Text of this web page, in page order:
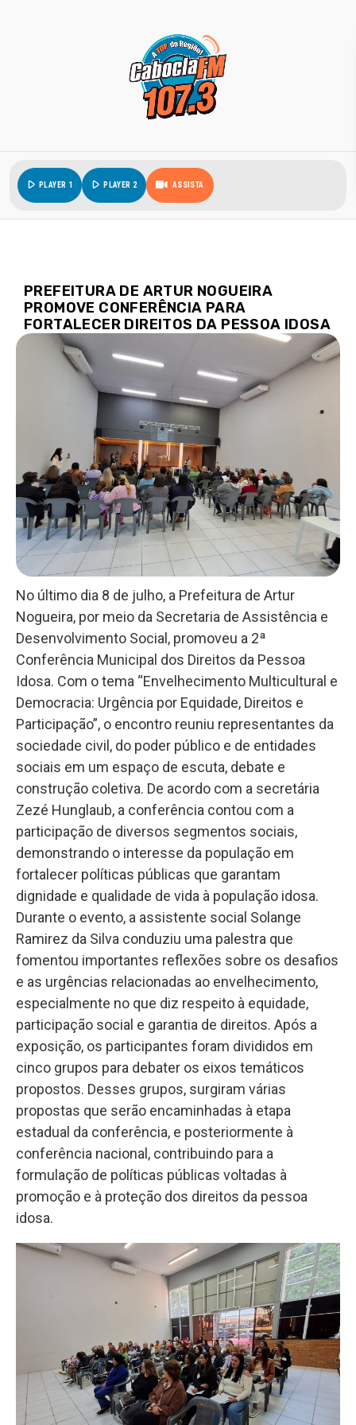
play_arrowPLAYER 1 play_arrowPLAYER 2 ASSISTA
PREFEITURA DE ARTUR NOGUEIRA
PROMOVE CONFERÊNCIA PARA
FORTALECER DIREITOS DA PESSOA IDOSA
No último dia 8 de julho, a Prefeitura de Artur
Nogueira, por meio da Secretaria de Assistência e
Desenvolvimento Social, promoveu a 2ª
Conferência Municipal dos Direitos da Pessoa
Idosa. Com o tema “Envelhecimento Multicultural e
Democracia: Urgência por Equidade, Direitos e
Participação”, o encontro reuniu representantes da
sociedade civil, do poder público e de entidades
sociais em um espaço de escuta, debate e
construção coletiva. De acordo com a secretária
Zezé Hunglaub, a conferência contou com a
participação de diversos segmentos sociais,
demonstrando o interesse da população em
fortalecer políticas públicas que garantam
dignidade e qualidade de vida à população idosa.
Durante o evento, a assistente social Solange
Ramirez da Silva conduziu uma palestra que
fomentou importantes reflexões sobre os desafios
e as urgências relacionadas ao envelhecimento,
especialmente no que diz respeito à equidade,
participação social e garantia de direitos. Após a
exposição, os participantes foram divididos em
cinco grupos para debater os eixos temáticos
propostos. Desses grupos, surgiram várias
propostas que serão encaminhadas à etapa
estadual da conferência, e posteriormente à
conferência nacional, contribuindo para a
formulação de políticas públicas voltadas à
promoção e à proteção dos direitos da pessoa
idosa.